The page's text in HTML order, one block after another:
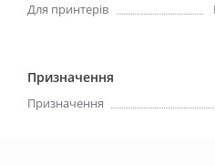
Для принтерів
Призначення
Призначення